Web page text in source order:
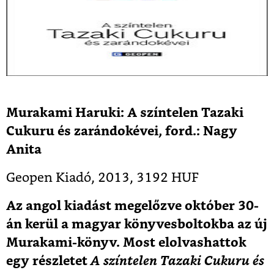
Murakami Haruki: A színtelen Tazaki
Cukuru és zarándokévei, ford.: Nagy
Anita
Geopen Kiadó, 2013, 3192 HUF
Az angol kiadást megelőzve október 30-
án kerül a magyar könyvesboltokba az új
Murakami-könyv. Most elolvashattok
egy részletetA színtelen Tazaki Cukuru és